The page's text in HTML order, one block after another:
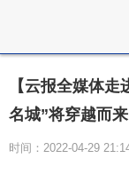
【云报全媒体
名城”将穿越而来
时间：2022-04-29